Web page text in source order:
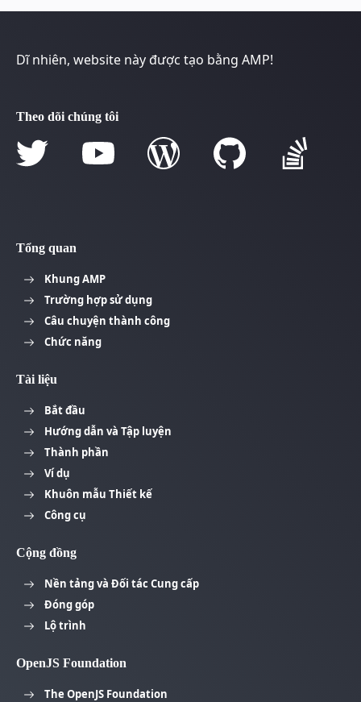
Dĩ nhiên, website này được tạo bằng AMP!
Theo dõi chúng tôi
Tổng quan
Khung AMP
Trường hợp sử dụng
Câu chuyện thành công
Chức năng
Tài liệu
Bắt đầu
Hướng dẫn và Tập luyện
Thành phần
Ví dụ
Khuôn mẫu Thiết kế
Công cụ
Cộng đồng
Nền tảng và Đối tác Cung cấp
Đóng góp
Lộ trình
OpenJS Foundation
The OpenJS Foundation